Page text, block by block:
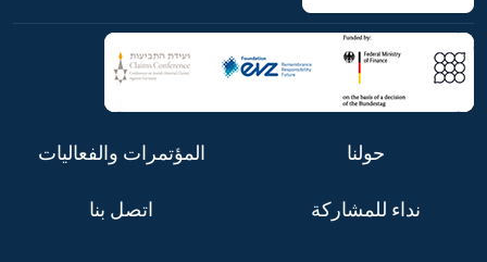
حولنا المؤتمرات والفعاليات
نداء للمشاركة اتصل بنا